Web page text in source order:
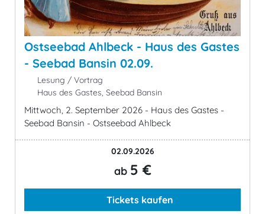
Ostseebad Ahlbeck - Haus des Gastes
- Seebad Bansin 02.09.
Lesung / Vortrag
Haus des Gastes, Seebad Bansin
Mittwoch, 2. September 2026 - Haus des Gastes -
Seebad Bansin - Ostseebad Ahlbeck
02.09.2026
ab 5 €
Tickets kaufen